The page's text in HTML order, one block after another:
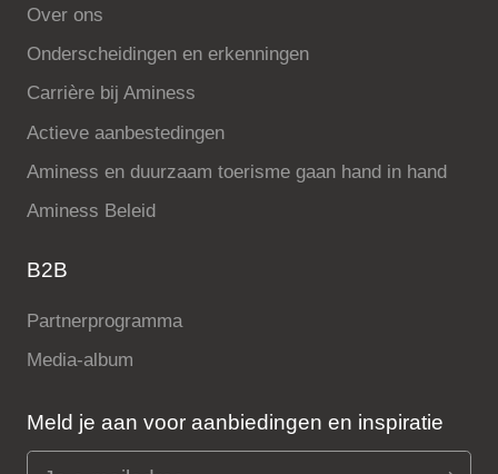
Over ons
Onderscheidingen en erkenningen
Carrière bij Aminess
Actieve aanbestedingen
Aminess en duurzaam toerisme gaan hand in hand
Aminess Beleid
B2B
Partnerprogramma
Media-album
Meld je aan voor aanbiedingen en inspiratie